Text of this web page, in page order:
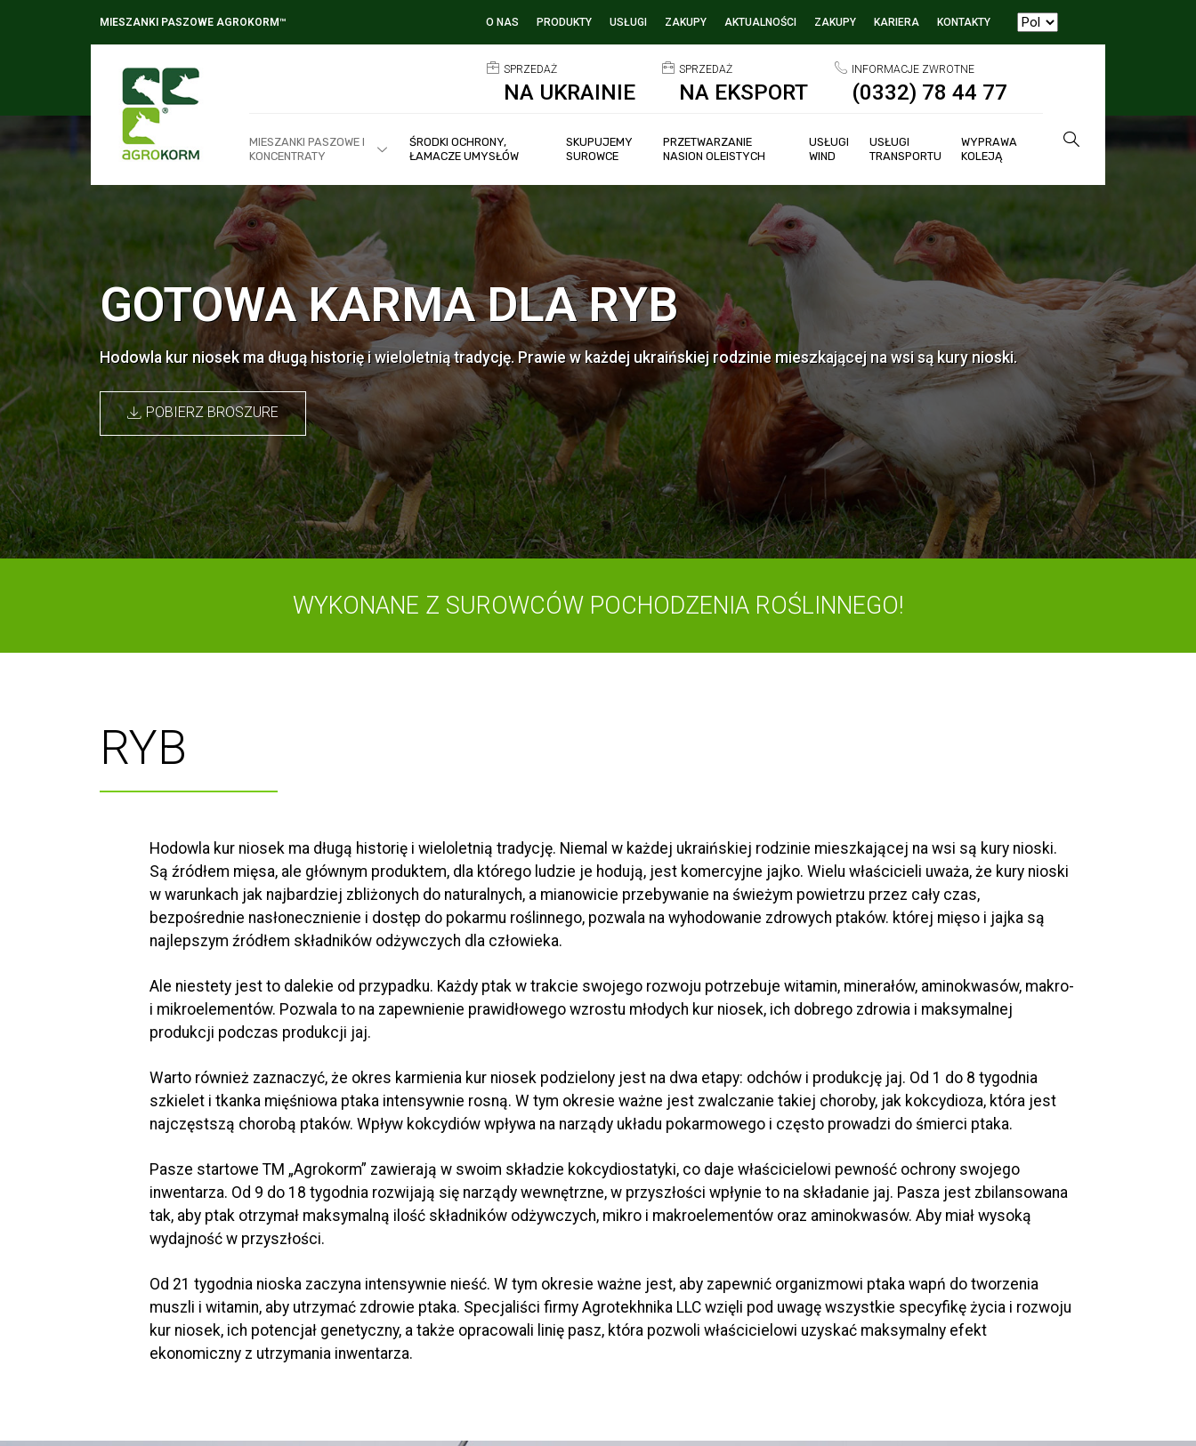
MIESZANKI PASZOWE AGROKORM™ O NAS PRODUKTY USŁUGI ZAKUPY AKTUALNOŚCI ZAKUPY KARIERA KONTAKTY
SPRZEDAŻ
NA UKRAINIE
SPRZEDAŻ
NA EKSPORT
INFORMACJE ZWROTNE
(0332) 78 44 77
MIESZANKI PASZOWE I
KONCENTRATY
ŚRODKI OCHRONY,
ŁAMACZE UMYSŁÓW
SKUPUJEMY
SUROWCE
PRZETWARZANIE
NASION OLEISTYCH
USŁUGI
WIND
USŁUGI
TRANSPORTU
WYPRAWA
KOLEJĄ
GOTOWA KARMA DLA RYB
Hodowla kur niosek ma długą historię i wieloletnią tradycję. Prawie w każdej ukraińskiej rodzinie mieszkającej na wsi są kury nioski.
POBIERZ BROSZURE
WYKONANE Z SUROWCÓW POCHODZENIA ROŚLINNEGO!
RYB
Hodowla kur niosek ma długą historię i wieloletnią tradycję. Niemal w każdej ukraińskiej rodzinie mieszkającej na wsi są kury nioski.
Są źródłem mięsa, ale głównym produktem, dla którego ludzie je hodują, jest komercyjne jajko. Wielu właścicieli uważa, że ​​kury nioski
w warunkach jak najbardziej zbliżonych do naturalnych, a mianowicie przebywanie na świeżym powietrzu przez cały czas,
bezpośrednie nasłonecznienie i dostęp do pokarmu roślinnego, pozwala na wyhodowanie zdrowych ptaków. której mięso i jajka są
najlepszym źródłem składników odżywczych dla człowieka.
Ale niestety jest to dalekie od przypadku. Każdy ptak w trakcie swojego rozwoju potrzebuje witamin, minerałów, aminokwasów, makro-
i mikroelementów. Pozwala to na zapewnienie prawidłowego wzrostu młodych kur niosek, ich dobrego zdrowia i maksymalnej
produkcji podczas produkcji jaj.
Warto również zaznaczyć, że okres karmienia kur niosek podzielony jest na dwa etapy: odchów i produkcję jaj. Od 1 do 8 tygodnia
szkielet i tkanka mięśniowa ptaka intensywnie rosną. W tym okresie ważne jest zwalczanie takiej choroby, jak kokcydioza, która jest
najczęstszą chorobą ptaków. Wpływ kokcydiów wpływa na narządy układu pokarmowego i często prowadzi do śmierci ptaka.
Pasze startowe TM „Agrokorm” zawierają w swoim składzie kokcydiostatyki, co daje właścicielowi pewność ochrony swojego
inwentarza. Od 9 do 18 tygodnia rozwijają się narządy wewnętrzne, w przyszłości wpłynie to na składanie jaj. Pasza jest zbilansowana
tak, aby ptak otrzymał maksymalną ilość składników odżywczych, mikro i makroelementów oraz aminokwasów. Aby miał wysoką
wydajność w przyszłości.
Od 21 tygodnia nioska zaczyna intensywnie nieść. W tym okresie ważne jest, aby zapewnić organizmowi ptaka wapń do tworzenia
muszli i witamin, aby utrzymać zdrowie ptaka. Specjaliści firmy Agrotekhnika LLC wzięli pod uwagę wszystkie specyfikę życia i rozwoju
kur niosek, ich potencjał genetyczny, a także opracowali linię pasz, która pozwoli właścicielowi uzyskać maksymalny efekt
ekonomiczny z utrzymania inwentarza.